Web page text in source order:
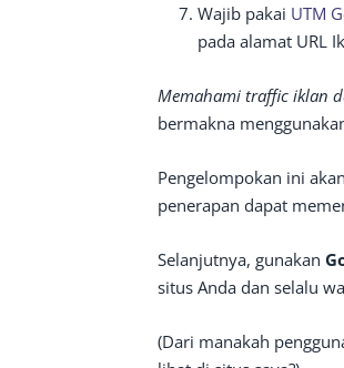
Wajib pakai UTM
pada alamat URL
Memahami traffic iklan
bermakna
Pengelompokan ini
penerapan dapat
Selanjutnya, gunakan
situs Anda dan selalu
(Dari manakah